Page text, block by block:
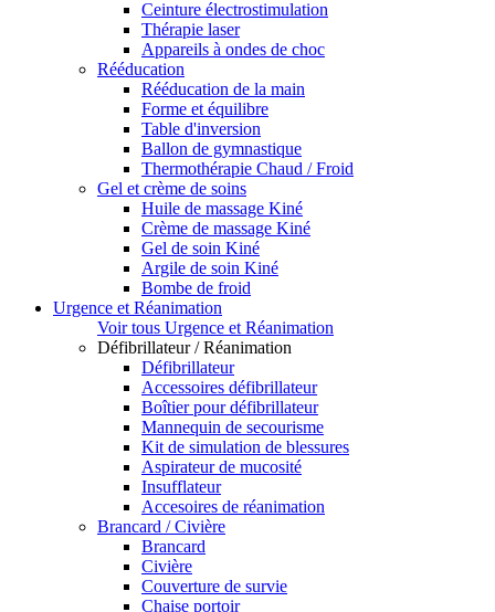
Ceinture électrostimulation
Thérapie laser
Appareils à ondes de choc
Rééducation
Rééducation de la main
Forme et équilibre
Table d'inversion
Ballon de gymnastique
Thermothérapie Chaud / Froid
Gel et crème de soins
Huile de massage Kiné
Crème de massage Kiné
Gel de soin Kiné
Argile de soin Kiné
Bombe de froid
Urgence et Réanimation
Voir tous Urgence et Réanimation
Défibrillateur / Réanimation
Défibrillateur
Accessoires défibrillateur
Boîtier pour défibrillateur
Mannequin de secourisme
Kit de simulation de blessures
Aspirateur de mucosité
Insufflateur
Accesoires de réanimation
Brancard / Civière
Brancard
Civière
Couverture de survie
Chaise portoir